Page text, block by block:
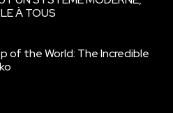
À TOUS
of the World: The Incredible